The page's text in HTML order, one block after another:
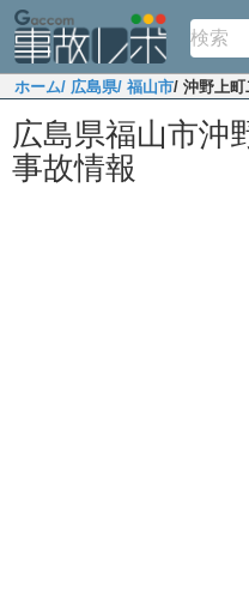
ホーム/ 広島県/ 福山市/ 沖野上町
広島県福山市沖
事故情報